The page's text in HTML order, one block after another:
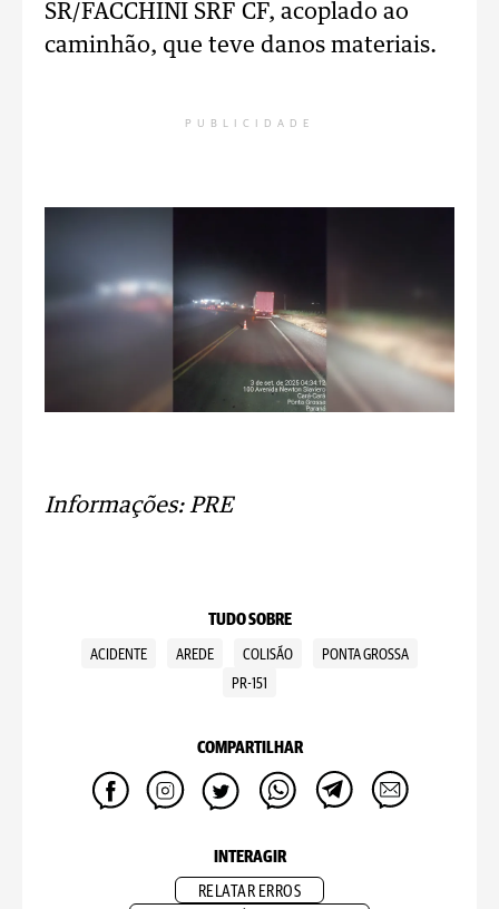
SR/FACCHINI SRF CF, acoplado ao
caminhão, que teve danos materiais.
PUBLICIDADE
Informações: PRE
TUDO SOBRE
ACIDENTE AREDE COLISÃO
PONTA GROSSA
PR-151
COMPARTILHAR
INTERAGIR
RELATAR ERROS